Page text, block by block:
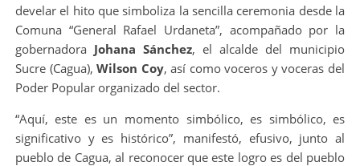
develar el hito que simboliza la sencilla ceremonia desde la
Comuna “General Rafael Urdaneta”, acompañado por la
gobernadora Johana Sánchez, el alcalde del municipio
Sucre (Cagua),Wilson Coy, así como voceros y voceras del
Poder Popular organizado del sector.
“Aquí, este es un momento simbólico, es simbólico, es
significativo y es histórico”, manifestó, efusivo, junto al
pueblo de Cagua, al reconocer que este logro es del pueblo